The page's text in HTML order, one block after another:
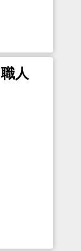
人